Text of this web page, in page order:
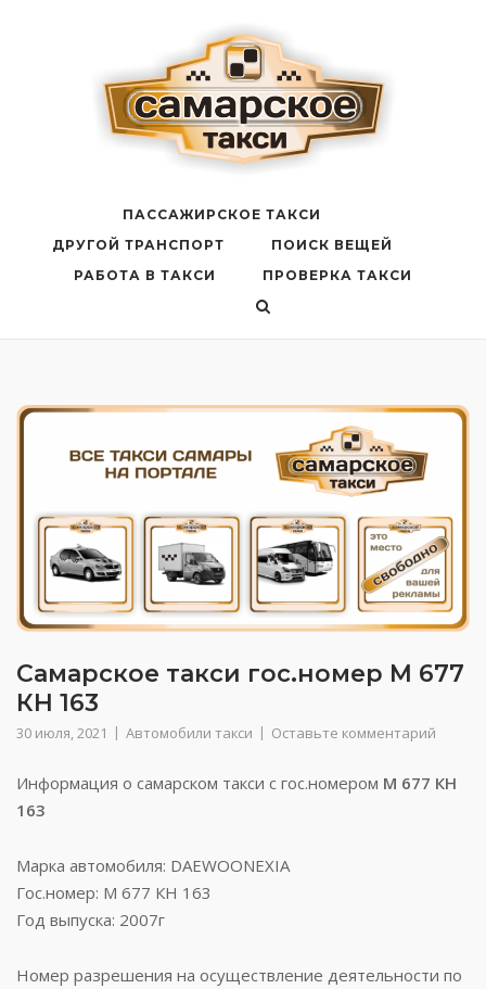
ПАССАЖИРСКОЕ ТАКСИ
ДРУГОЙ ТРАНСПОРТ
ПОИСК ВЕЩЕЙ
РАБОТА В ТАКСИ
ПРОВЕРКА ТАКСИ
Самарское такси гос.номер М 677
КН 163
30 июля, 2021 Автомобили такси Оставьте комментарий
Информация о самарском такси с гос.номером М 677 КН
163
Марка автомобиля: DAEWOONEXIA
Гос.номер: М 677 КН 163
Год выпуска: 2007г
Номер разрешения на осуществление деятельности по